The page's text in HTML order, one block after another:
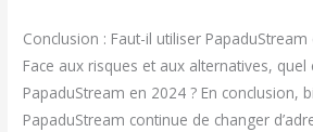
Conclusion : Faut-il utiliser PapaduStream
Face aux risques et aux alternatives, quel
PapaduStream en 2024 ? En conclusion,
PapaduStream continue de changer